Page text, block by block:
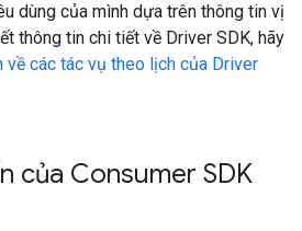
dùng của mình dựa trên thông tin vị
thông tin chi tiết về Driver SDK, hãy
về các tác vụ theo lịch của Driver
của Consumer SDK